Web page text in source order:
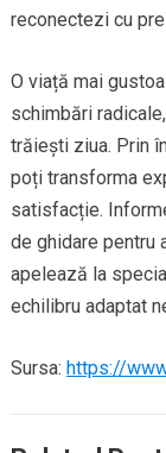
reconectezi cu
O viață mai
schimbări
trăiești ziua. Prin
poți transforma
satisfacție.
de ghidare pentru
apelează la
echilibru adaptat
Sursa: https://